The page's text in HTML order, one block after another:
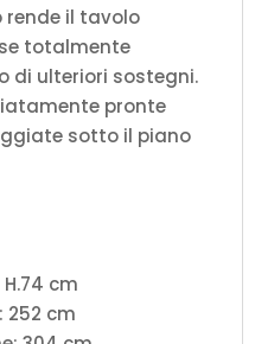
rende il tavolo
totalmente
di ulteriori sostegni.
pronte
sotto il piano
cm
252 cm